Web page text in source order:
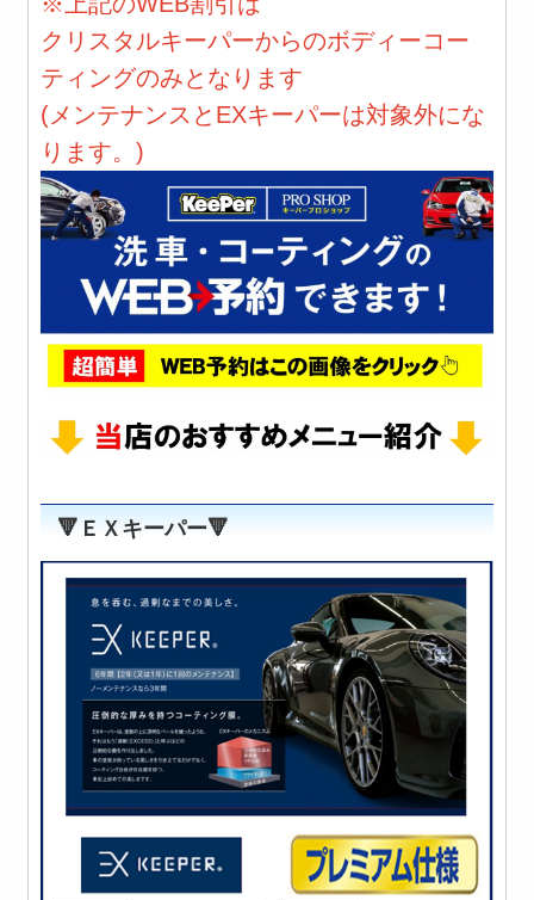
クリスタルキーパーからのボディーコー
ティングのみとなります
(メンテナンスとEXキーパーは対象外にな
ります。)
🔻ＥＸキーパー🔻